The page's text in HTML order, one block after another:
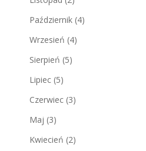
Październik (4)
Wrzesień (4)
Sierpień (5)
Lipiec (5)
Czerwiec (3)
Maj (3)
Kwiecień (2)